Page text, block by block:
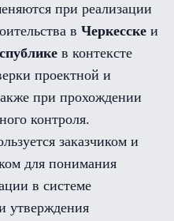
при реализации
в Черкесске и
в контексте
проектной и
при прохождении
контроля.
заказчиком и
для понимания
в системе
утверждения